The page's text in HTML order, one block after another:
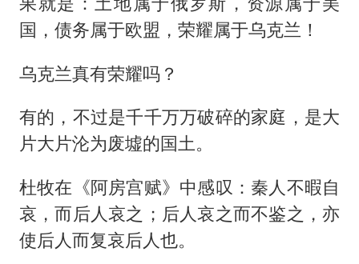
国，债务属于欧盟，荣耀属于乌克兰！
乌克兰真有荣耀吗？
有的，不过是千千万万破碎的家庭，是大
片大片沦为废墟的国土。
杜牧在《阿房宫赋》中感叹：秦人不暇自
哀，而后人哀之；后人哀之而不鉴之，亦
使后人而复哀后人也。